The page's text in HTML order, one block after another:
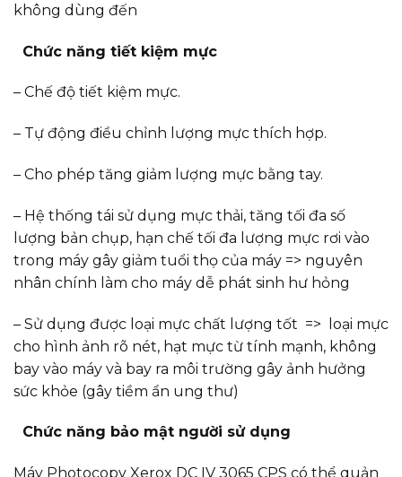
không dùng đến
Chức năng tiết kiệm mực
– Chế độ tiết kiệm mực.
– Tự động điều chỉnh lượng mực thích hợp.
– Cho phép tăng giảm lượng mực bằng tay.
– Hệ thống tái sử dụng mực thải, tăng tối đa số
lượng bản chụp, hạn chế tối đa lượng mực rơi vào
trong máy gây giảm tuổi thọ của máy => nguyên
nhân chính làm cho máy dễ phát sinh hư hỏng
– Sử dụng được loại mực chất lượng tốt => loại mực
cho hình ảnh rõ nét, hạt mực từ tính mạnh, không
bay vào máy và bay ra môi trường gây ảnh hưởng
sức khỏe (gây tiềm ẩn ung thư)
Chức năng bảo mật người sử dụng
Máy Photocopy Xerox DC IV 3065 CPS có thể quản